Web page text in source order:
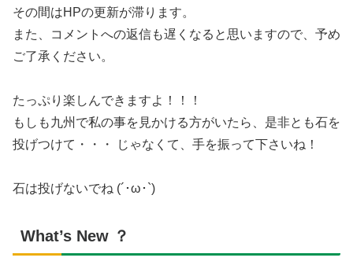
その間はHPの更新が滞ります。
また、コメントへの返信も遅くなると思いますので、予め
ご了承ください。
たっぷり楽しんできますよ！！！
もしも九州で私の事を見かける方がいたら、是非とも石を
投げつけて・・・ じゃなくて、手を振って下さいね！
石は投げないでね (´･ω･`)
What’s New ？